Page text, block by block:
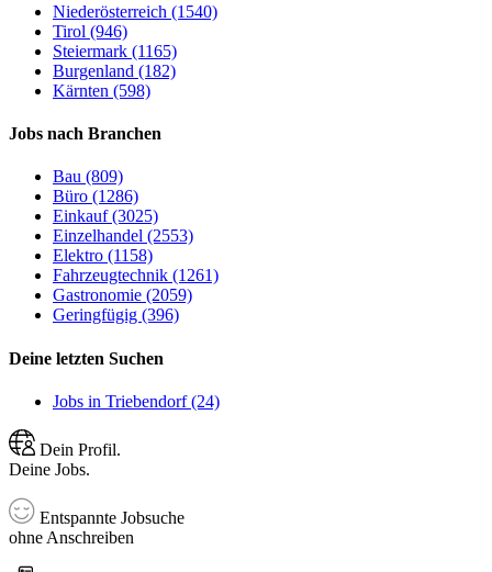
Niederösterreich (1540)
Tirol (946)
Steiermark (1165)
Burgenland (182)
Kärnten (598)
Jobs nach Branchen
Bau (809)
Büro (1286)
Einkauf (3025)
Einzelhandel (2553)
Elektro (1158)
Fahrzeugtechnik (1261)
Gastronomie (2059)
Geringfügig (396)
Deine letzten Suchen
Jobs in Triebendorf (24)
Dein Profil.
Deine Jobs.
Entspannte Jobsuche
ohne Anschreiben